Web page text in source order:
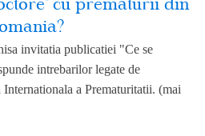
cu prematurii din
invitatia publicatiei "Ce se
intrebarilor legate de
a Prematuritatii. (mai